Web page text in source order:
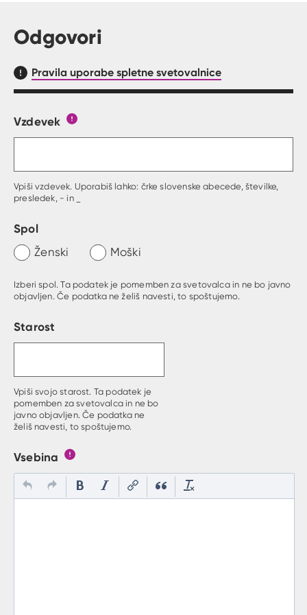
Odgovori
Pravila uporabe spletne svetovalnice
Obrazec, kjer lahko zastaviš vprašanje
Vzdevek
Vpiši vzdevek. Uporabiš lahko: črke slovenske abecede, številke,
presledek, - in _
Spol
Ženski Moški
Izberi spol. Ta podatek je pomemben za svetovalca in ne bo javno
objavljen. Če podatka ne želiš navesti, to spoštujemo.
Starost
Vpiši svojo starost. Ta podatek je
pomemben za svetovalca in ne bo
javno objavljen. Če podatka ne
želiš navesti, to spoštujemo.
Vsebina